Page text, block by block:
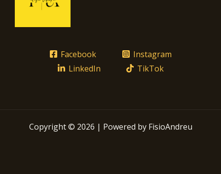
Facebook
Instagram
LinkedIn
TikTok
Copyright © 2026 | Powered by FisioAndreu